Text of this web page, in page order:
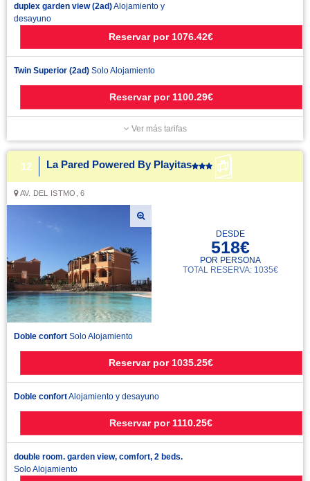
duplex garden view (2ad)Alojamiento y
desayuno
Reservar por 1076.42€
Twin Superior (2ad) Solo Alojamiento
Reservar por 1100.29€
Ver más tarifas
12 La Pared Powered By Playitas
AV. DEL ISTMO, 6
DESDE
518€
POR PERSONA
TOTAL RESERVA: 1035€
Doble confort Solo Alojamiento
Reservar por 1035.25€
Doble confortAlojamiento y desayuno
Reservar por 1110.25€
double room. garden view, comfort, 2 beds.
Solo Alojamiento